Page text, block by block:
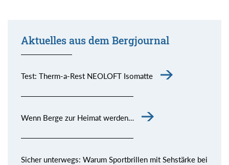
Aktuelles aus dem Bergjournal
Test: Therm-a-Rest NEOLOFT Isomatte
Wenn Berge zur Heimat werden…
Sicher unterwegs: Warum Sportbrillen mit Sehstärke bei